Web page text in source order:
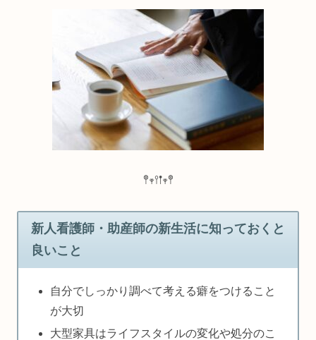
𖤣𖥧𖥣𖡡𖥧𖤣
新人看護師・助産師の新生活に知っておくと
良いこと
自分でしっかり調べて考える癖をつけること
が大切
大型家具はライフスタイルの変化や処分のこ